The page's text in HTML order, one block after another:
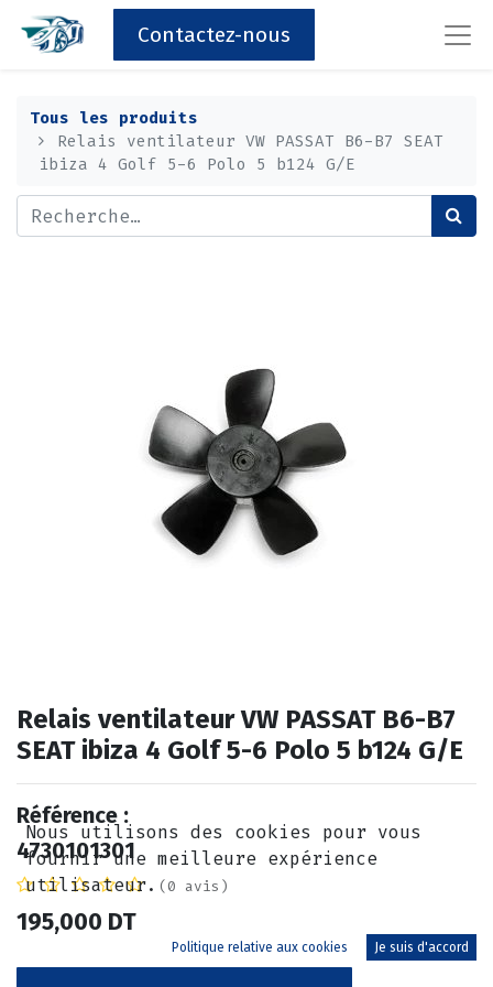
Contactez-nous
Tous les produits
Relais ventilateur VW PASSAT B6-B7 SEAT
ibiza 4 Golf 5-6 Polo 5 b124 G/E
Relais ventilateur VW PASSAT B6-B7
SEAT ibiza 4 Golf 5-6 Polo 5 b124 G/E
Référence :
4730101301
(0 avis)
195,000 DT
Nous utilisons des cookies pour vous
fournir une meilleure expérience
utilisateur.
Politique relative aux cookies Je suis d'accord